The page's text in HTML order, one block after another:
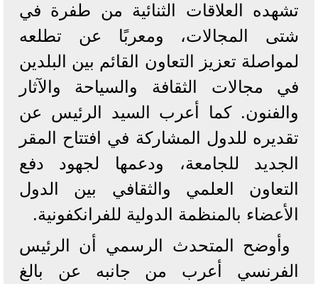
تشهده العلاقات الثنائية من طفرة في
شتى المجالات، ومعربًا عن تطلعه
لمواصلة تعزيز التعاون القائم بين البلدين
في مجالات الثقافة والسياحة والآثار
والفنون. كما أعرب السيد الرئيس عن
تقديره للدول المشاركة في افتتاح المقر
الجديد للجامعة، ودعمها لجهود دفع
التعاون العلمي والثقافي بين الدول
الأعضاء بالمنظمة الدولية للفرانكفونية.
وأوضح المتحدث الرسمي أن الرئيس
الفرنسي أعرب من جانبه عن بالغ